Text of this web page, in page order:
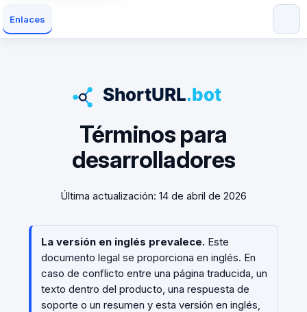
Enlaces
Términos para
desarrolladores
Última actualización: 14 de abril de 2026
La versión en inglés prevalece.Este
documento legal se proporciona en inglés. En
caso de conflicto entre una página traducida, un
texto dentro del producto, una respuesta de
soporte o un resumen y esta versión en inglés,